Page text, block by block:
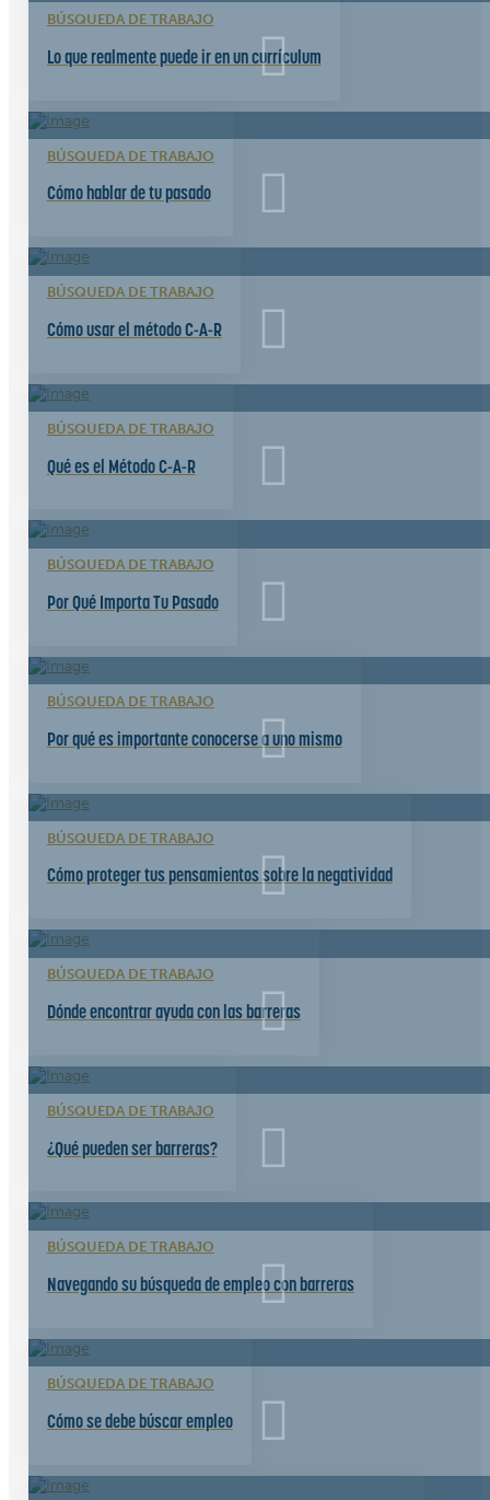
BÚSQUEDA DE TRABAJO
Lo que realmente puede ir en un currículum
BÚSQUEDA DE TRABAJO
Cómo hablar de tu pasado
BÚSQUEDA DE TRABAJO
Cómo usar el método C-A-R
BÚSQUEDA DE TRABAJO
Qué es el Método C-A-R
BÚSQUEDA DE TRABAJO
Por Qué Importa Tu Pasado
BÚSQUEDA DE TRABAJO
Por qué es importante conocerse a uno mismo
BÚSQUEDA DE TRABAJO
Cómo proteger tus pensamientos sobre la negatividad
BÚSQUEDA DE TRABAJO
Dónde encontrar ayuda con las barreras
BÚSQUEDA DE TRABAJO
¿Qué pueden ser barreras?
BÚSQUEDA DE TRABAJO
Navegando su búsqueda de empleo con barreras
BÚSQUEDA DE TRABAJO
Cómo se debe búscar empleo